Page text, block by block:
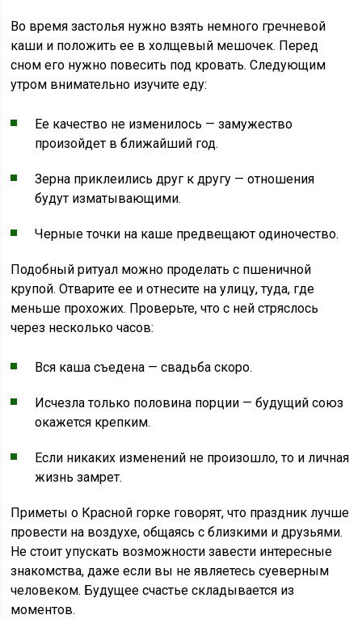
Во время застолья нужно взять немного гречневой
каши и положить ее в холщевый мешочек. Перед
сном его нужно повесить под кровать. Следующим
утром внимательно изучите еду:
Ее качество не изменилось — замужество
произойдет в ближайший год.
Зерна приклеились друг к другу — отношения
будут изматывающими.
Черные точки на каше предвещают одиночество.
Подобный ритуал можно проделать с пшеничной
крупой. Отварите ее и отнесите на улицу, туда, где
меньше прохожих. Проверьте, что с ней стряслось
через несколько часов:
Вся каша съедена — свадьба скоро.
Исчезла только половина порции — будущий союз
окажется крепким.
Если никаких изменений не произошло, то и личная
жизнь замрет.
Приметы о Красной горке говорят, что праздник лучше
провести на воздухе, общаясь с близкими и друзьями.
Не стоит упускать возможности завести интересные
знакомства, даже если вы не являетесь суеверным
человеком. Будущее счастье складывается из
моментов.